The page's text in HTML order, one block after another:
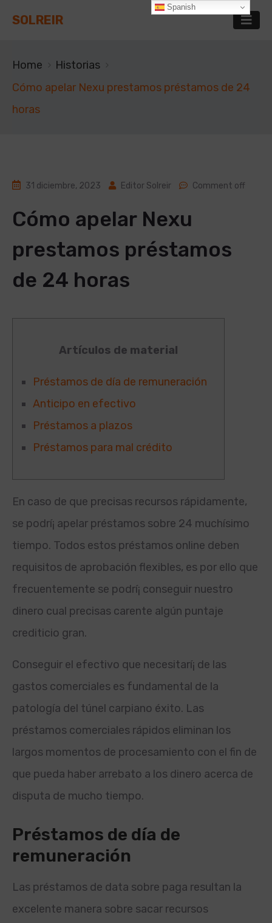
SOLREIR
Home
Historias
Cómo apelar Nexu prestamos préstamos de 24
horas
31 diciembre, 2023 Editor Solreir Comment off
Cómo apelar Nexu
prestamos préstamos
de 24 horas
Artículos de material
Préstamos de día de remuneración
Anticipo en efectivo
Préstamos a plazos
Préstamos para mal crédito
En caso de que precisas recursos rápidamente,
se podrí¡ apelar préstamos sobre 24 muchísimo
tiempo. Todos estos préstamos online deben
requisitos de aprobación flexibles, es por ello que
frecuentemente se podrí¡ conseguir nuestro
dinero cual precisas carente algún puntaje
crediticio gran.
Conseguir el efectivo que necesitarí¡ de las
gastos comerciales es fundamental de la
patologí­a del túnel carpiano éxito. Las
préstamos comerciales rápidos eliminan los
largos momentos de procesamiento con el fin de
que pueda haber arrebato a los dinero acerca de
disputa de mucho tiempo.
Préstamos de día de
remuneración
Las préstamos de data sobre paga resultan la
excelente manera sobre sacar recursos
Spanish